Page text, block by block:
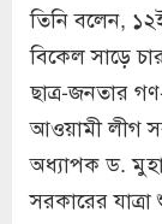
তিনি বলেন,
বিকেল সাড়ে
ছাত্র-জনতার
আওয়ামী লীগ
অধ্যাপক ড.
সরকারের